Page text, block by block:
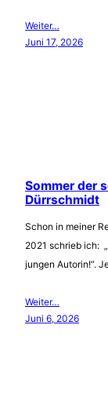
Weiter…
Juni 17, 2026
Sommer der
Dürrschmidt
Schon in meiner
2021 schrieb ich:
jungen Autorin!“.
Weiter…
Juni 6, 2026